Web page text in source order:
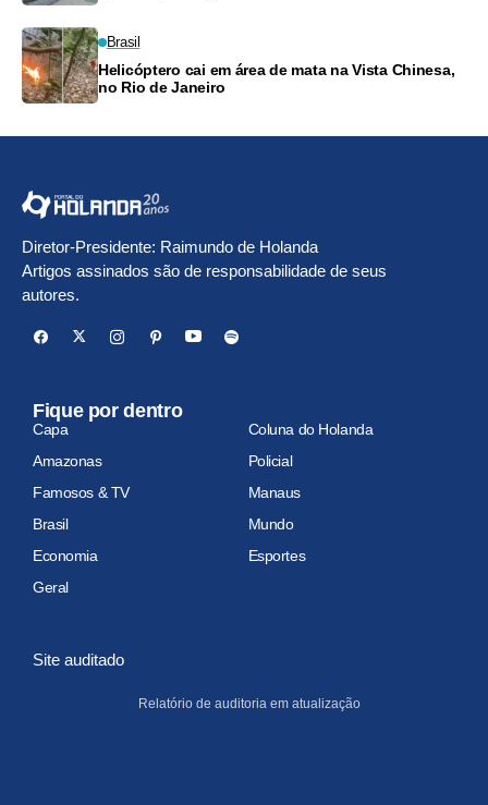
Brasil
Helicóptero cai em área de mata na Vista Chinesa,
no Rio de Janeiro
Diretor-Presidente: Raimundo de Holanda
Artigos assinados são de responsabilidade de seus
autores.
Fique por dentro
Capa
Coluna do Holanda
Amazonas
Policial
Famosos & TV
Manaus
Brasil
Mundo
Economia
Esportes
Geral
Site auditado
Relatório de auditoria em atualização